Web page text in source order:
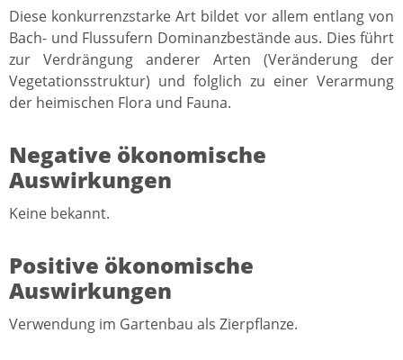
Diese konkurrenzstarke Art bildet vor allem entlang von
Bach- und Flussufern Dominanzbestände aus. Dies führt
zur Verdrängung anderer Arten (Veränderung der
Vegetationsstruktur) und folglich zu einer Verarmung
der heimischen Flora und Fauna.
Negative ökonomische
Auswirkungen
Keine bekannt.
Positive ökonomische
Auswirkungen
Verwendung im Gartenbau als Zierpflanze.